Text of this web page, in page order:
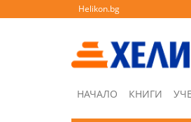
Helikon.bg
НАЧАЛО КНИГИ